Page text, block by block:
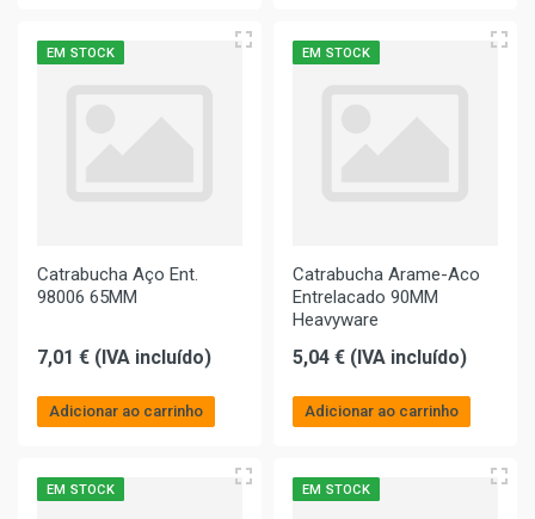
EM STOCK
Catrabucha Aço Ent.
98006 65MM
7,01 € (IVA incluído)
Adicionar ao carrinho
EM STOCK
Catrabucha Arame-Aco
Entrelacado 90MM
Heavyware
5,04 € (IVA incluído)
Adicionar ao carrinho
EM STOCK EM STOCK